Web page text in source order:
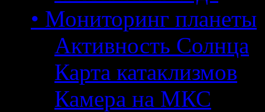
• Мониторинг планеты
Активность Солнца
Карта катаклизмов
Камера на МКС